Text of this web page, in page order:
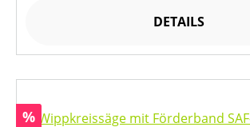
DETAILS
Rabatt
%